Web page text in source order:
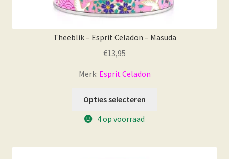
Theeblik – Esprit Celadon – Masuda
€13,95
Merk: Esprit Celadon
Opties selecteren
4 op voorraad